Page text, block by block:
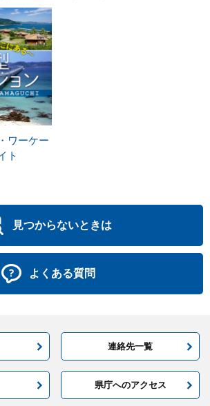
ワーケー
ト
見つからないときは
よくある質問
連絡先一覧
県庁へのアクセス